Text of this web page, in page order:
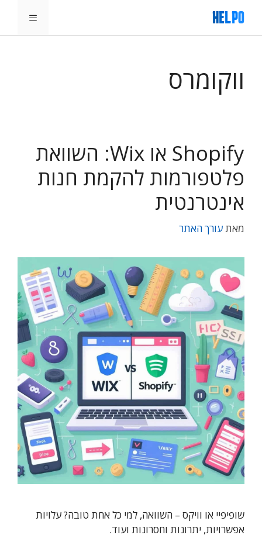
לתוכן
תפריט
ווקומרס
Shopify או Wix: השוואת
פלטפורמות להקמת חנות
אינטרנטית
מאת עורך האתר
שופיפיי או וויקס – השוואה, למי כל אחת טובה? עלויות
אפשרויות, יתרונות וחסרונות ועוד.